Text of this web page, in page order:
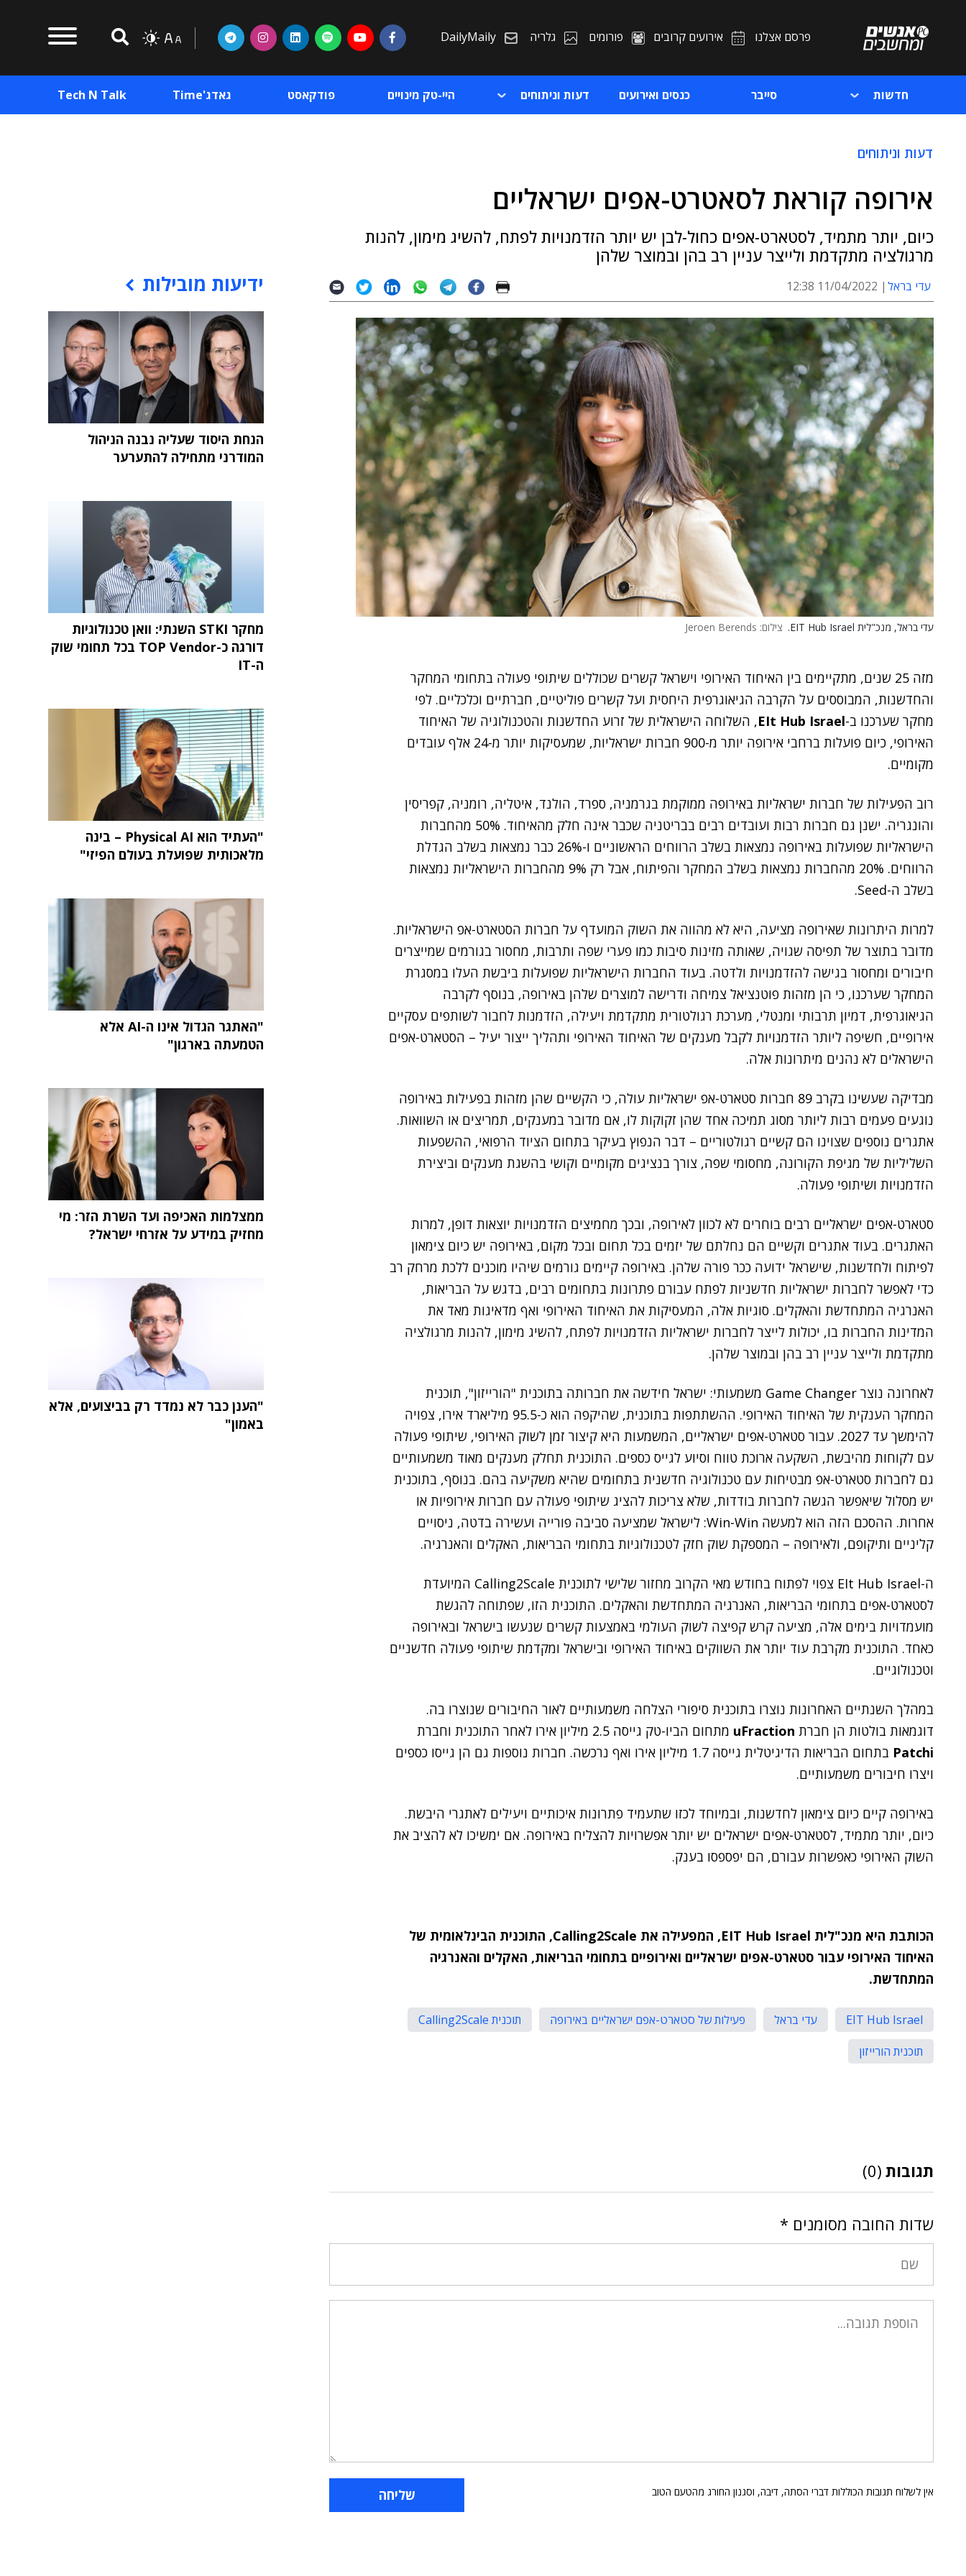
פרסם אצלנו אירועים קרובים פורומים גלריה DailyMaily
חדשות סייבר כנסים ואירועים דעות וניתוחים היי-טק מינויים פודקאסט גאדג'Time Tech N Talk
דעות וניתוחים
אירופה קוראת לסאטרט-אפים ישראליים
כיום, יותר מתמיד, לסטארט-אפים כחול-לבן יש יותר הזדמנויות לפתח, להשיג מימון, להנות
מרגולציה מתקדמת ולייצר עניין רב בהן ובמוצר שלהן
עדי בראל 11/04/2022 12:38
עדי בראל, מנכ"לית EIT Hub Israel. צילום: Jeroen Berends
מזה 25 שנים, מתקיימים בין האיחוד האירופי וישראל קשרים שכוללים שיתופי פעולה בתחומי המחקר
והחדשנות, המבוססים על הקרבה הגיאוגרפית היחסית ועל קשרים פוליטיים, חברתיים וכלכליים. לפי
מחקר שערכנו ב-EIt Hub Israel, השלוחה הישראלית של זרוע החדשנות והטכנולוגיה של האיחוד
האירופי, כיום פועלות ברחבי אירופה יותר מ-900 חברות ישראליות, שמעסיקות יותר מ-24 אלף עובדים
מקומיים.
רוב הפעילות של חברות ישראליות באירופה ממוקמת בגרמניה, ספרד, הולנד, איטליה, רומניה, קפריסין
והונגריה. ישנן גם חברות רבות ועובדים רבים בבריטניה שכבר אינה חלק מהאיחוד. 50% מהחברות
הישראליות שפועלות באירופה נמצאות בשלב הרווחים הראשוניים ו-26% כבר נמצאות בשלב הגדלת
הרווחים. 20% מהחברות נמצאות בשלב המחקר והפיתוח, אבל רק 9% מהחברות הישראליות נמצאות
בשלב ה-Seed.
למרות היתרונות שאירופה מציעה, היא לא מהווה את השוק המועדף על חברות הסטארט-אפ הישראליות.
מדובר בתוצר של תפיסה שגויה, שאותה מזינות סיבות כמו פערי שפה ותרבות, מחסור בגורמים שמייצרים
חיבורים ומחסור בגישה להזדמנויות ולדטה. בעוד החברות הישראליות שפועלות ביבשת העלו במסגרת
המחקר שערכנו, כי הן מזהות פוטנציאל צמיחה ודרישה למוצרים שלהן באירופה, בנוסף לקרבה
הגיאוגרפית, דמיון תרבותי ומנטלי, מערכת רגולטורית מתקדמת ויעילה, הזדמנות לחבור לשותפים עסקיים
אירופיים, חשיפה ליותר הזדמנויות לקבל מענקים של האיחוד האירופי ותהליך ייצור יעיל – הסטארט-אפים
הישראלים לא נהנים מיתרונות אלה.
מבדיקה שעשינו בקרב 89 חברות סטארט-אפ ישראליות עולה, כי הקשיים שהן מזהות בפעילות באירופה
נוגעים פעמים רבות ליותר מסוג תמיכה אחד שהן זקוקות לו, אם מדובר במענקים, תמריצים או השוואות.
אתגרים נוספים שצוינו הם קשיים רגולטוריים – דבר הנפוץ בעיקר בתחום הציוד הרפואי, ההשפעות
השליליות של מגיפת הקורונה, מחסומי שפה, צורך בנציגים מקומיים וקושי בהשגת מענקים וביצירת
הזדמנויות ושיתופי פעולה.
סטארט-אפים ישראליים רבים בוחרים לא לכוון לאירופה, ובכך מחמיצים הזדמנויות יוצאות דופן, למרות
האתגרים. בעוד אתגרים וקשיים הם נחלתם של יזמים בכל תחום ובכל מקום, באירופה יש כיום צימאון
לפיתוח ולחדשנות, שישראל ידועה ככר פורה שלהן. באירופה קיימים גורמים שיהיו מוכנים ללכת מרחק רב
כדי לאפשר לחברות ישראליות חדשניות לפתח עבורם פתרונות בתחומים רבים, בדגש על הבריאות,
האנרגיה המתחדשת והאקלים. סוגיות אלה, המעסיקות את האיחוד האירופי ואף מדאיגות מאד את
המדינות החברות בו, יכולות לייצר לחברות ישראליות הזדמנויות לפתח, להשיג מימון, להנות מרגולציה
מתקדמת ולייצר עניין רב בהן ובמוצר שלהן.
לאחרונה נוצר Game Changer משמעותי: ישראל חידשה את חברותה בתוכנית "הורייזון", תוכנית
המחקר הענקית של האיחוד האירופי. ההשתתפות בתוכנית, שהיקפה הוא כ-95.5 מיליארד אירו, צפויה
להימשך עד 2027. עבור סטארט-אפים ישראליים, המשמעות היא קיצור זמן לשוק האירופי, שיתופי פעולה
עם לקוחות מהיבשת, השקעה ארוכת טווח וסיוע לגייס כספים. התוכנית תחלק מענקים מאוד משמעותיים
גם לחברות סטארט-אפ מבטיחות עם טכנולוגיה חדשנית בתחומים שהיא משקיעה בהם. בנוסף, בתוכנית
יש מסלול שיאפשר הגשה לחברות בודדות, שלא צריכות להציג שיתופי פעולה עם חברות אירופיות או
אחרות. ההסכם הזה הוא למעשה Win-Win: לישראל שמציעה סביבה פורייה ועשירה בדטה, ניסויים
קליניים ותיקופם, ולאירופה – המספקת שוק חזק לטכנולוגיות בתחומי הבריאות, האקלים והאנרגיה.
ה-EIt Hub Israel צפוי לפתוח בחודש מאי הקרוב מחזור שלישי לתוכנית Calling2Scale המיועדת
לסטארט-אפים בתחומי הבריאות, האנרגיה המתחדשת והאקלים. התוכנית הזו, שפתוחה להגשת
מועמדויות בימים אלה, מציעה קרש קפיצה לשוק העולמי באמצעות קשרים שנעשו בישראל ובאירופה
כאחד. התוכנית מקרבת עוד יותר את השווקים באיחוד האירופי ובישראל ומקדמת שיתופי פעולה חדשניים
וטכנולוגיים.
במהלך השנתיים האחרונות נוצרו בתוכנית סיפורי הצלחה משמעותיים לאור החיבורים שנוצרו בה.
דוגמאות בולטות הן חברת uFraction מתחום הביו-טק גייסה 2.5 מיליון אירו לאחר התוכנית וחברת
Patchi
בתחום הבריאות הדיגיטלית גייסה 1.7 מיליון אירו ואף נרכשה. חברות נוספות גם הן גייסו כספים
ויצרו חיבורים משמעותיים.
באירופה קיים כיום צימאון לחדשנות, ובמיוחד לכזו שתעמיד פתרונות איכותיים ויעילים לאתגרי היבשת.
כיום, יותר מתמיד, לסטארט-אפים ישראלים יש יותר אפשרויות להצליח באירופה. אם ימשיכו לא להציב את
השוק האירופי כאפשרות עבורם, הם יפספסו בענק.
הכותבת היא מנכ"לית EIT Hub Israel, המפעילה את Calling2Scale, התוכנית הבינלאומית של
האיחוד האירופי עבור סטארט-אפים ישראליים ואירופיים בתחומי הבריאות, האקלים והאנרגיה
המתחדשת.
EIT Hub Israel עדי בראל פעילות של סטארט-אפם ישראליים באירופה
תוכנית Calling2Scale
תוכנית הורייזון
תגובות (0)
שדות החובה מסומנים *
אין לשלוח תגובות הכוללות דברי הסתה, דיבה, וסגנון החורג מהטעם הטוב
ידיעות מובילות
הנחת היסוד שעליה נבנה הניהול
המודרני מתחילה להתערער
מחקר STKI השנתי: וואן טכנולוגיות
דורגה כ-TOP Vendor בכל תחומי שוק
ה-IT
"העתיד הוא Physical AI – בינה
מלאכותית שפועלת בעולם הפיזי"
"האתגר הגדול אינו ה-AI אלא
הטמעתה בארגון"
ממצלמות האכיפה ועד השרת הזר: מי
מחזיק במידע על אזרחי ישראל?
"הענן כבר לא נמדד רק בביצועים, אלא
באמון"